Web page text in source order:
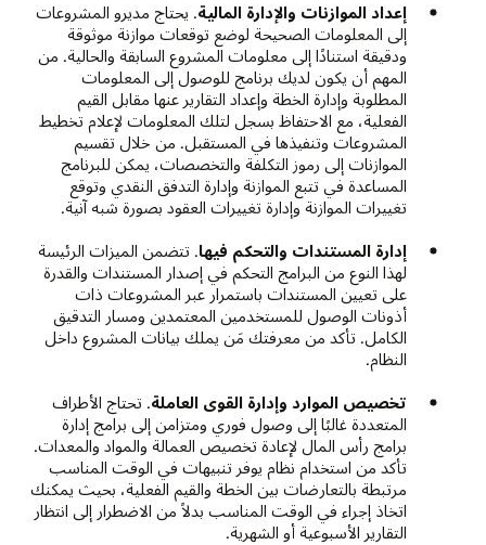
إعداد الموازنات والإدارة المالية. يحتاج مديرو المشروعات
إلى المعلومات الصحيحة لوضع توقعات موازنة موثوقة
ودقيقة استنادًا إلى معلومات المشروع السابقة والحالية. من
المهم أن يكون لديك برنامج للوصول إلى المعلومات
المطلوبة وإدارة الخطة وإعداد التقارير عنها مقابل القيم
الفعلية، مع الاحتفاظ بسجل لتلك المعلومات لإعلام تخطيط
المشروعات وتنفيذها في المستقبل. من خلال تقسيم
الموازنات إلى رموز التكلفة والتخصصات، يمكن للبرنامج
المساعدة في تتبع الموازنة وإدارة التدفق النقدي وتوقع
تغييرات الموازنة وإدارة تغييرات العقود بصورة شبه آنية.
إدارة المستندات والتحكم فيها. تتضمن الميزات الرئيسة
لهذا النوع من البرامج التحكم في إصدار المستندات والقدرة
على تعيين المستندات باستمرار عبر المشروعات ذات
أذونات الوصول للمستخدمين المعتمدين ومسار التدقيق
الكامل. تأكد من معرفتك مَن يملك بيانات المشروع داخل
النظام.
تخصيص الموارد وإدارة القوى العاملة. تحتاج الأطراف
المتعددة غالبًا إلى وصول فوري ومتزامن إلى برامج إدارة
برامج رأس المال لإعادة تخصيص العمالة والمواد والمعدات.
تأكد من استخدام نظام يوفر تنبيهات في الوقت المناسب
مرتبطة بالتعارضات بين الخطة والقيم الفعلية، بحيث يمكنك
اتخاذ إجراء في الوقت المناسب بدلاً من الاضطرار إلى انتظار
التقارير الأسبوعية أو الشهرية.